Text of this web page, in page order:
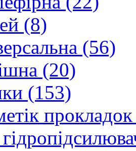
(8)
(56)
(20)
(153)